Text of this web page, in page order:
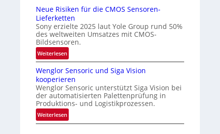
a
s
s
g
i
n
C
h
n
e
c
h
l
u
s
Neue Risiken für die CMOS Sensoren-
Lieferketten
Sony erzielte 2025 laut Yole Group rund 50%
des weltweiten Umsatzes mit CMOS-
Bildsensoren.
Weiterlesen:
N
e
u
e
R
i
s
Wenglor Sensoric und Siga Vision
kooperieren
Wenglor Sensoric unterstützt Siga Vision bei
der automatisierten Palettenprüfung in
Produktions- und Logistikprozessen.
Weiterlesen:
W